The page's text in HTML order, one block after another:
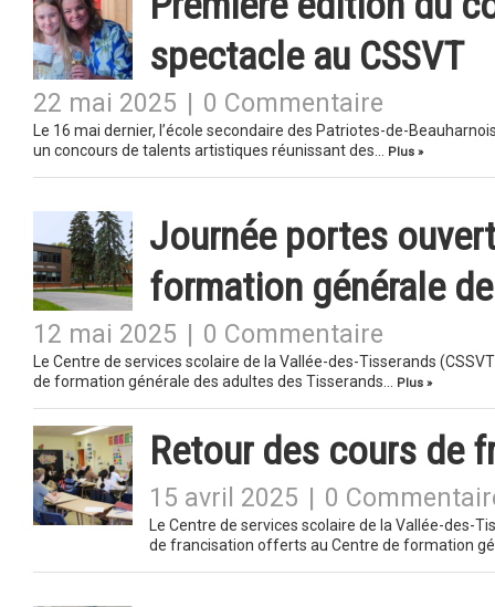
spectacle au CSSVT
22 mai 2025 0 Commentaire
Le 16 mai dernier, l’école secondaire des Patriotes-de-
un concours de talents artistiques réunissant des…
Plus »
Journée portes
formation générale
12 mai 2025 0 Commentaire
Le Centre de services scolaire de la Vallée-des-Tisserands
de formation générale des adultes des Tisserands…
Plus »
Retour des cours de
15 avril 2025 0
Le Centre de services scolaire de la Vallée-des-
de francisation offerts au Centre de formation